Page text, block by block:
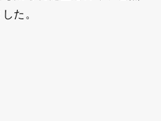
た。